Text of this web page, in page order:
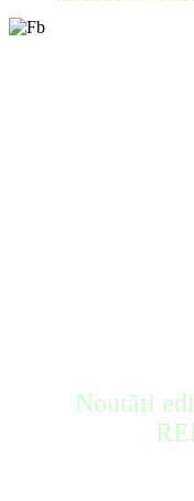
Noutăți